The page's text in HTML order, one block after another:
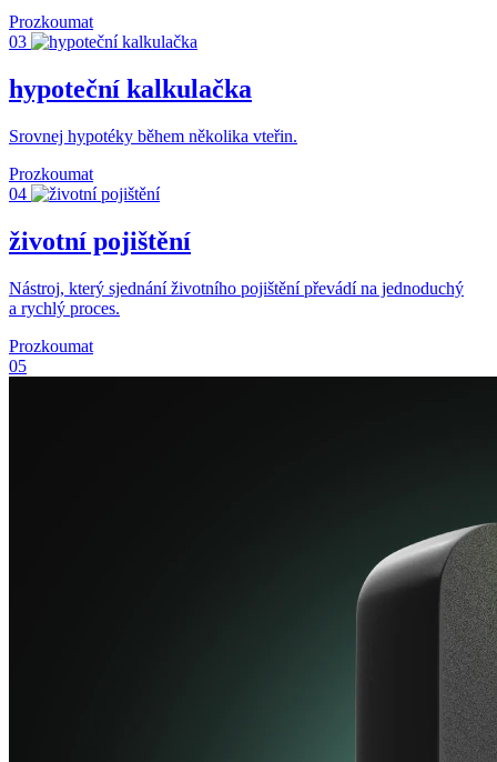
Prozkoumat
03
hypoteční kalkulačka
Srovnej hypotéky během několika vteřin.
Prozkoumat
04
životní pojištění
Nástroj, který sjednání životního pojištění převádí na jednoduchý
a rychlý proces.
Prozkoumat
05